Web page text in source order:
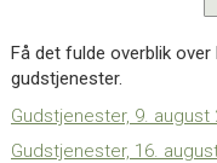
Få det fulde overblik over
gudstjenester.
Gudstjenester, 9. august
Gudstjenester, 16.